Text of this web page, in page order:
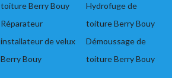
toiture Berry Bouy
Réparateur
installateur de velux
Berry Bouy
Hydrofuge de
toiture Berry Bouy
Démoussage de
toiture Berry Bouy